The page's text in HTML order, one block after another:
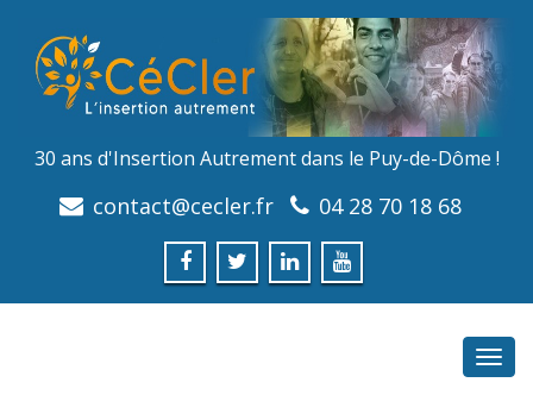
30 ans d'Insertion Autrement dans le Puy-de-Dôme !
contact@cecler.fr 04 28 70 18 68